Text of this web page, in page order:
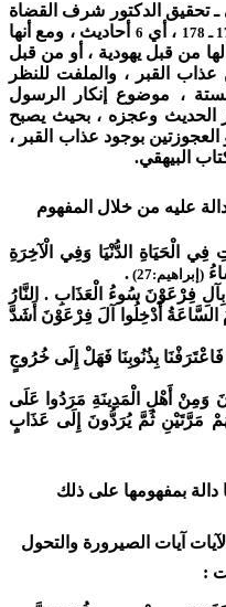
ـ تحقيق الدكتور شرف القضاة
ـ 178 ، أي 6 أحاديث ، ومع أنها
من قبل يهودية ، أو من قبل
القبر ، والملفت للنظر
، موضوع إنكار الرسول
الحديث وعجزه ، بحيث يصبح
العجوزتين بوجود عذاب القبر ،
البيهقي.
دالة عليه من خلال المفهوم
فِي الْحَيَاةِ الدُّنْيَا وَفِي الْآخِرَةِ
(إبراهيم:27) .
فِرْعَوْنَ سُوءُ الْعَذَابِ . النَّارُ
السَّاعَةُ أَدْخِلُوا آلَ فِرْعَوْنَ أَشَدَّ
فَاعْتَرَفْنَا بِذُنُوبِنَا فَهَلْ إِلَى خُرُوجٍ
أَهْلِ الْمَدِينَةِ مَرَدُوا عَلَى
مَرَّتَيْنِ ثُمَّ يُرَدُّونَ إِلَى عَذَابٍ
دالة بمفهومها على ذلك
آيات الصيرورة والتحول
: